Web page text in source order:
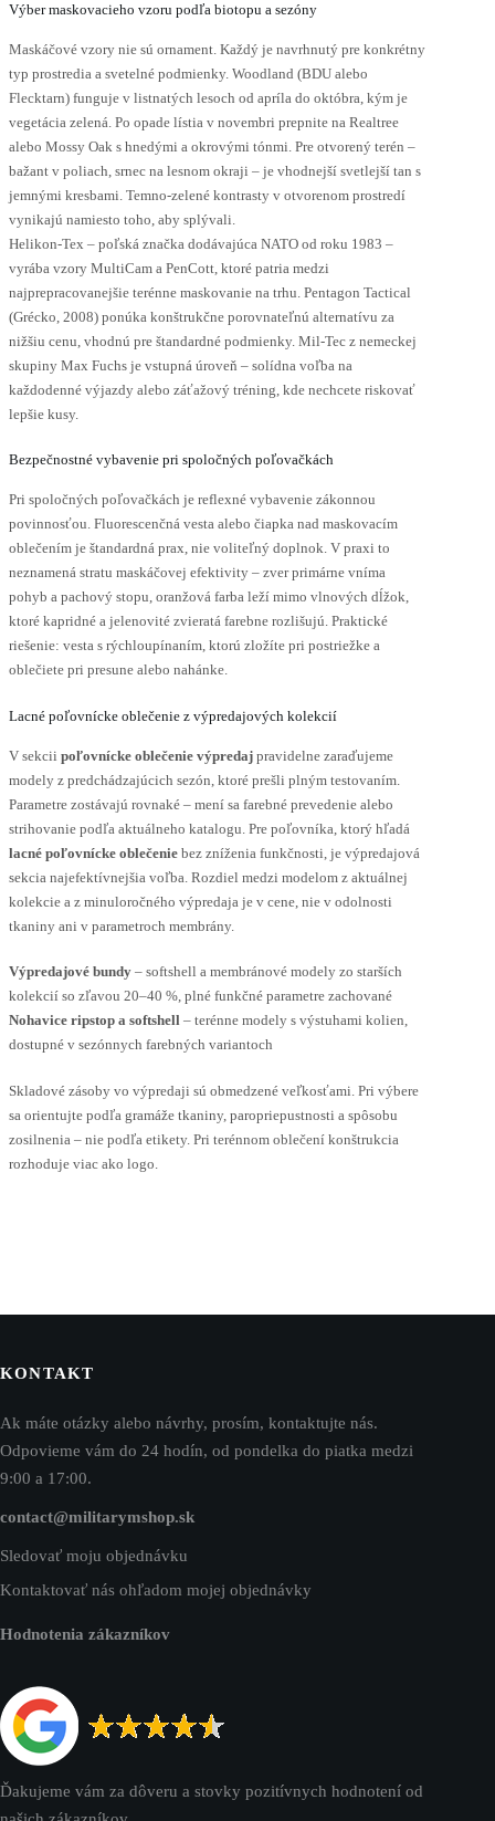
Výber maskovacieho vzoru podľa biotopu a sezóny
Maskáčové vzory nie sú ornament. Každý je navrhnutý pre konkrétny
typ prostredia a svetelné podmienky. Woodland (BDU alebo
Flecktarn) funguje v listnatých lesoch od apríla do októbra, kým je
vegetácia zelená. Po opade lístia v novembri prepnite na Realtree
alebo Mossy Oak s hnedými a okrovými tónmi. Pre otvorený terén –
bažant v poliach, srnec na lesnom okraji – je vhodnejší svetlejší tan s
jemnými kresbami. Temno-zelené kontrasty v otvorenom prostredí
vynikajú namiesto toho, aby splývali.
Helikon-Tex – poľská značka dodávajúca NATO od roku 1983 –
vyrába vzory MultiCam a PenCott, ktoré patria medzi
najprepracovanejšie terénne maskovanie na trhu. Pentagon Tactical
(Grécko, 2008) ponúka konštrukčne porovnateľnú alternatívu za
nižšiu cenu, vhodnú pre štandardné podmienky. Mil-Tec z nemeckej
skupiny Max Fuchs je vstupná úroveň – solídna voľba na
každodenné výjazdy alebo záťažový tréning, kde nechcete riskovať
lepšie kusy.
Bezpečnostné vybavenie pri spoločných poľovačkách
Pri spoločných poľovačkách je reflexné vybavenie zákonnou
povinnosťou. Fluorescenčná vesta alebo čiapka nad maskovacím
oblečením je štandardná prax, nie voliteľný doplnok. V praxi to
neznamená stratu maskáčovej efektivity – zver primárne vníma
pohyb a pachový stopu, oranžová farba leží mimo vlnových dĺžok,
ktoré kapridné a jelenovité zvieratá farebne rozlišujú. Praktické
riešenie: vesta s rýchloupínaním, ktorú zložíte pri postriežke a
oblečiete pri presune alebo nahánke.
Lacné poľovnícke oblečenie z výpredajových kolekcií
V sekcii poľovnícke oblečenie výpredaj pravidelne zaraďujeme
modely z predchádzajúcich sezón, ktoré prešli plným testovaním.
Parametre zostávajú rovnaké – mení sa farebné prevedenie alebo
strihovanie podľa aktuálneho katalogu. Pre poľovníka, ktorý hľadá
lacné poľovnícke oblečenie bez zníženia funkčnosti, je výpredajová
sekcia najefektívnejšia voľba. Rozdiel medzi modelom z aktuálnej
kolekcie a z minuloročného výpredaja je v cene, nie v odolnosti
tkaniny ani v parametroch membrány.
Výpredajové bundy – softshell a membránové modely zo starších
kolekcií so zľavou 20–40 %, plné funkčné parametre zachované
Nohavice ripstop a softshell – terénne modely s výstuhami kolien,
dostupné v sezónnych farebných variantoch
Skladové zásoby vo výpredaji sú obmedzené veľkosťami. Pri výbere
sa orientujte podľa gramáže tkaniny, paropriepustnosti a spôsobu
zosilnenia – nie podľa etikety. Pri terénnom oblečení konštrukcia
rozhoduje viac ako logo.
KONTAKT
Ak máte otázky alebo návrhy, prosím, kontaktujte nás.
Odpovieme vám do 24 hodín, od pondelka do piatka medzi
9:00 a 17:00.
contact@militarymshop.sk
Sledovať moju objednávku
Kontaktovať nás ohľadom mojej objednávky
Hodnotenia zákazníkov
Ďakujeme vám za dôveru a stovky pozitívnych hodnotení od